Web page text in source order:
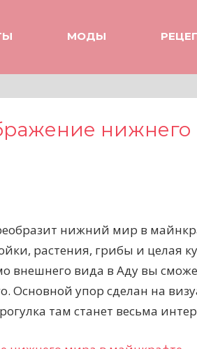
МОДЫ
нижнего
нижний мир в
растения, грибы и целая
внешнего вида в Аду вы
Основной упор сделан на
там станет весьма